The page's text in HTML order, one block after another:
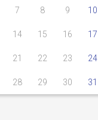
7 8 9 10
14 15 16 17
21 22 23 24
28 29 30 31